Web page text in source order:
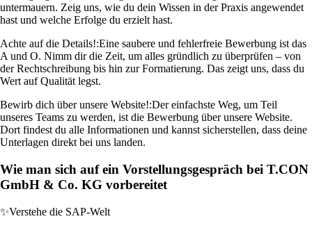
untermauern. Zeig uns, wie du dein Wissen in der Praxis angewendet
hast und welche Erfolge du erzielt hast.
Achte auf die Details!:Eine saubere und fehlerfreie Bewerbung ist das
A und O. Nimm dir die Zeit, um alles gründlich zu überprüfen – von
der Rechtschreibung bis hin zur Formatierung. Das zeigt uns, dass du
Wert auf Qualität legst.
Bewirb dich über unsere Website!:Der einfachste Weg, um Teil
unseres Teams zu werden, ist die Bewerbung über unsere Website.
Dort findest du alle Informationen und kannst sicherstellen, dass deine
Unterlagen direkt bei uns landen.
Wie man sich auf ein Vorstellungsgespräch bei T.CON
GmbH & Co. KG vorbereitet
✨Verstehe die SAP-Welt